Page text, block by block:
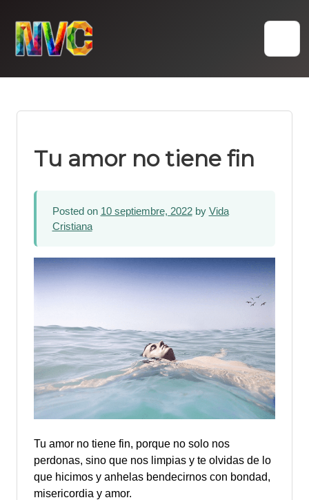
content
Tu amor no tiene fin
Posted on 10 septiembre, 2022by Vida
Cristiana
Tu amor no tiene fin, porque no solo nos
perdonas, sino que nos limpias y te olvidas de lo
que hicimos y anhelas bendecirnos con bondad,
misericordia y amor.